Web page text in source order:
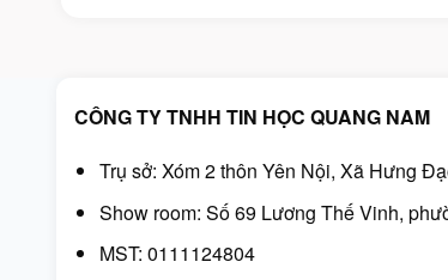
CÔNG TY TNHH TIN HỌC QUANG NAM
Trụ sở: Xóm 2 thôn Yên Nội, Xã Hưng
Show room: Số 69 Lương Thế Vinh,
MST: 0111124804